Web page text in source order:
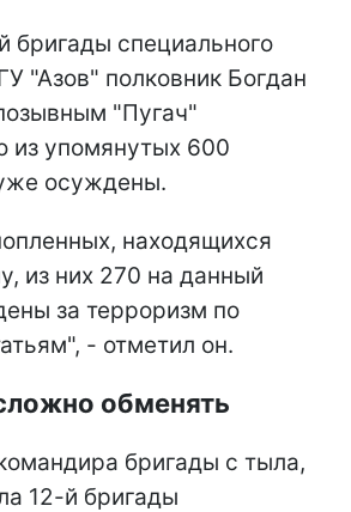
бригады специального
"Азов" полковник Богдан
"Пугач"
из упомянутых 600
осуждены.
находящихся
из них 270 на данный
за терроризм по
- отметил он.
обменять
бригады с тыла,
12-й бригады